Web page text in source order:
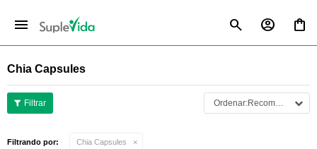
menu
Chia Capsules
Recomendados
Filtrando por: Chia Capsules